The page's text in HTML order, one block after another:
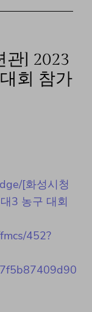
관] 2023
회 참가
[화성시청
3 농구 대회
452?